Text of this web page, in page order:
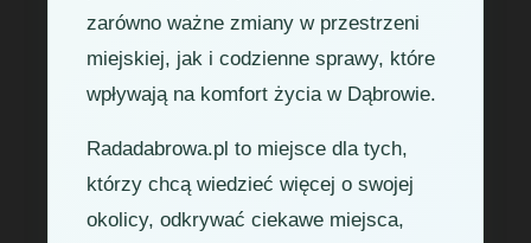
zarówno ważne zmiany w przestrzeni
miejskiej, jak i codzienne sprawy, które
wpływają na komfort życia w Dąbrowie.
Radadabrowa.pl to miejsce dla tych,
którzy chcą wiedzieć więcej o swojej
okolicy, odkrywać ciekawe miejsca,